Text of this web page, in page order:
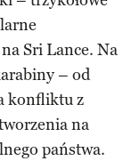
Sri Lance. Na
– od
konfliktu z
na
państwa.